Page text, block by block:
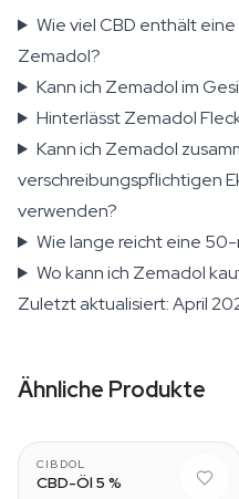
Wie viel CBD enthält
Zemadol?
Kann ich Zemadol im
Hinterlässt Zemadol
Kann ich Zemadol
verschreibungspflichtigen
verwenden?
Wie lange reicht eine
Wo kann ich Zemadol
Zuletzt aktualisiert: April
Ähnliche Produkte
CIBDOL
CBD-Öl 5 %